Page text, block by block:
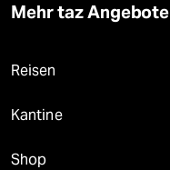
Mehr taz Angebote
Reisen
Kantine
Shop